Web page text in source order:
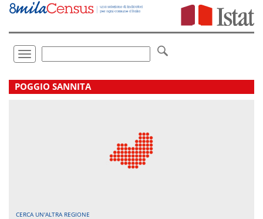
Vai
direttamente
Toggle
navigation
.
POGGIO SANNITA
CERCA UN'ALTRA REGIONE